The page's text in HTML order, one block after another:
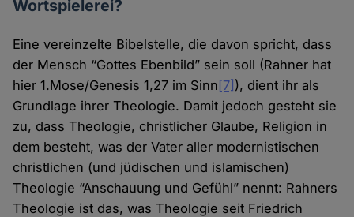
Wortspielerei?
Eine vereinzelte Bibelstelle, die davon spricht, dass
der Mensch “Gottes Ebenbild” sein soll (Rahner hat
hier 1.Mose/Genesis 1,27 im Sinn[7] ), dient ihr als
Grundlage ihrer Theologie. Damit jedoch gesteht sie
zu, dass Theologie, christlicher Glaube, Religion in
dem besteht, was der Vater aller modernistischen
christlichen (und jüdischen und islamischen)
Theologie “Anschauung und Gefühl” nennt: Rahners
Theologie ist das, was Theologie seit Friedrich